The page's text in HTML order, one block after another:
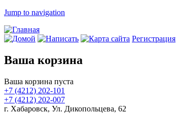
Jump to navigation
Регистрация
Ваша корзина
Ваша корзина пуста
+7 (4212) 202-101
+7 (4212) 202-007
г. Хабаровск, Ул. Дикопольцева, 62